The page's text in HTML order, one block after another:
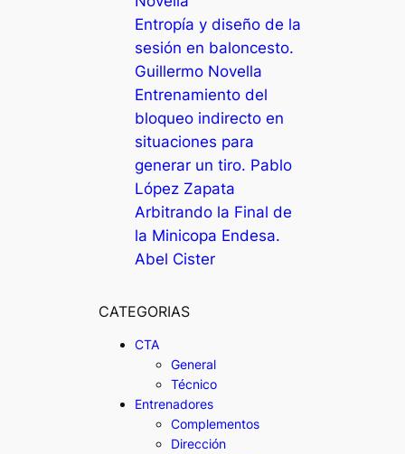
Entropía y diseño de la
sesión en baloncesto.
Guillermo Novella
Entrenamiento del
bloqueo indirecto en
situaciones para
generar un tiro. Pablo
López Zapata
Arbitrando la Final de
la Minicopa Endesa.
Abel Cister
CATEGORIAS
CTA
General
Técnico
Entrenadores
Complementos
Dirección